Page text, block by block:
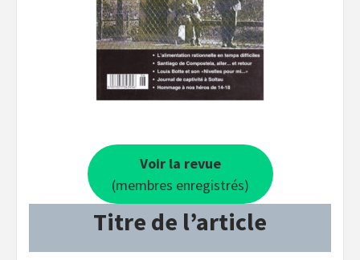
Voir la revue
(membres enregistrés)
Titre de l’article